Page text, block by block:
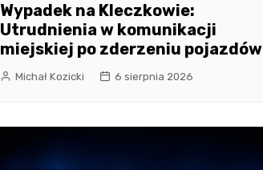
Wypadek na Kleczkowie:
Utrudnienia w komunikacji
miejskiej po zderzeniu pojazdów
Michał Kozicki 6 sierpnia 2026